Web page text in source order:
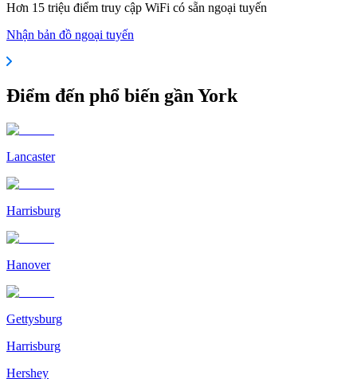
Hơn 15 triệu điểm truy cập WiFi có sẵn ngoại tuyến
Nhận bản đồ ngoại tuyến
Điểm đến phổ biến gần York
Lancaster
Harrisburg
Hanover
Gettysburg
Harrisburg
Hershey